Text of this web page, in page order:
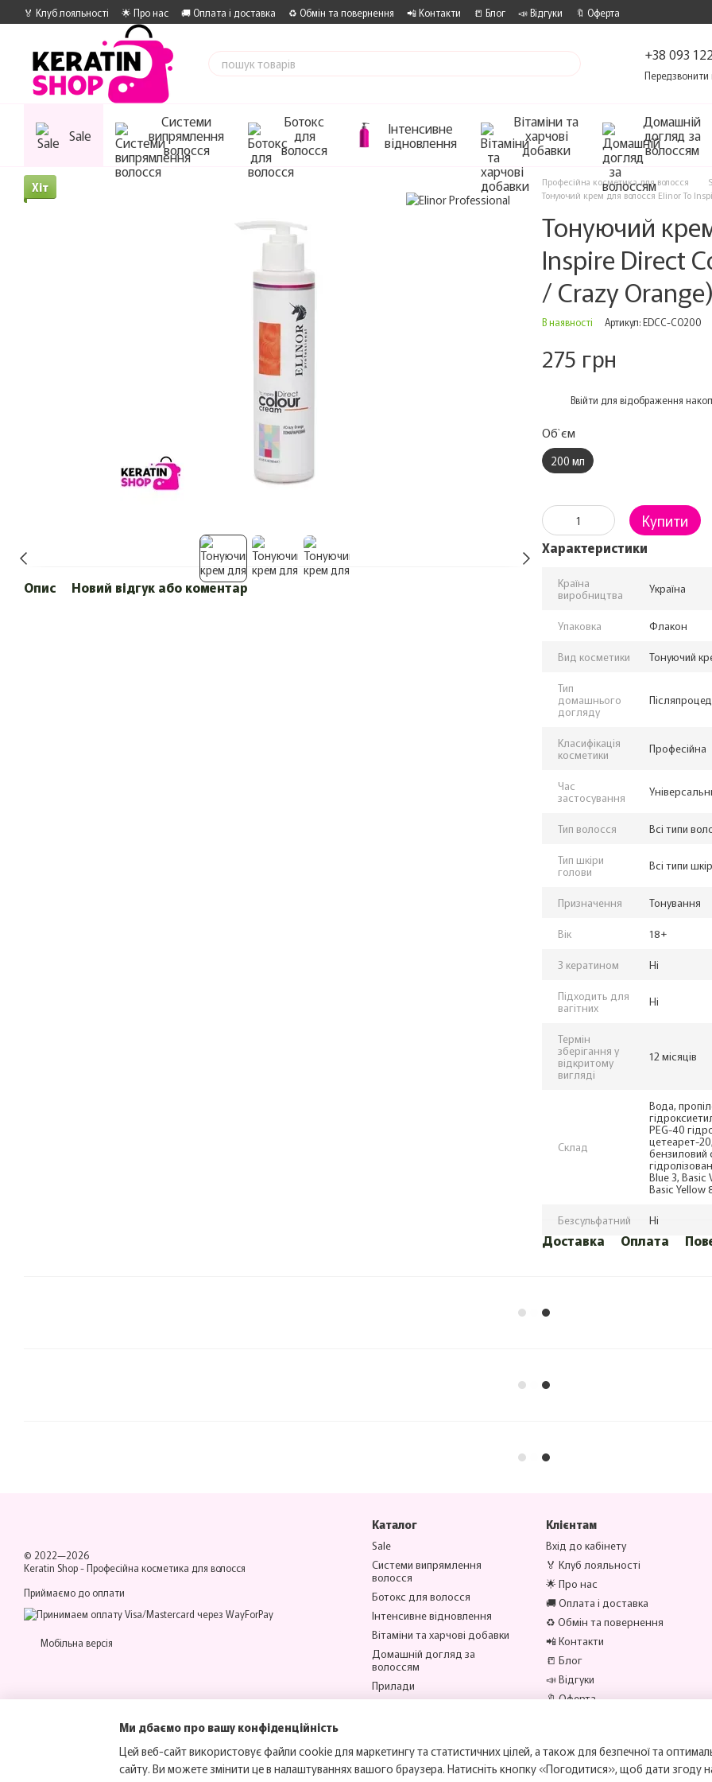
Перейти до основного контенту
🏅 Клуб лояльності 🌟 Про нас 🚚 Оплата і доставка ♻️ Обмін та повернення 📲 Контакти 📒 Блог 📣 Відгуки 🔖 Оферта
+38 093
Передзвонити
Sale
Системи
випрямлення
волосся
Ботокс
для
волосся
Інтенсивне
відновлення
Вітаміни та
харчові
добавки
Домашній
догляд за
волоссям
Хіт
Опис Новий відгук або коментар
Професійна косметика для волосся
Тонуючий крем для волосся Elinor To
Тонуючий
Inspire Direct
/ Crazy
В наявності Артикул: EDCC-CO200
275 грн
Ввійти для відображення
Об`єм
200 мл
Купити
Характеристики
Країна
виробництва Україна
Упаковка Флакон
Вид косметики Тонуючий
Тип
домашнього
догляду
Класифікація
косметики Професійна
Час
застосування
Тип волосся Всі типи
Тип шкіри
голови Всі типи
Призначення Тонування
Вік 18+
З кератином Ні
Підходить для
вагітних Ні
Термін
зберігання у
відкритому
вигляді
12 місяців
Склад
Вода,
PEG-40
цетеарет-
бензиловий
Blue 3, Basic
Basic Yellow
Безсульфатний Ні
Доставка Оплата
© 2022—2026
Keratin Shop -Професійна косметика для волосся
Приймаємо до оплати
Мобільна версія
Каталог
Sale
Системи випрямлення
волосся
Ботокс для волосся
Інтенсивне відновлення
Вітаміни та харчові добавки
Домашній догляд за
волоссям
Прилади
Аксесуари
Клієнтам
Вхід до кабінету
🏅 Клуб лояльності
🌟 Про нас
🚚 Оплата і доставка
♻️ Обмін та повернення
📲 Контакти
📒 Блог
📣 Відгуки
🔖 Оферта
Ми дбаємо про вашу конфіденційність
Цей веб-сайт використовує файли cookie для маркетингу та статистичних цілей, а також для безпечної та
сайту. Ви можете змінити це в налаштуваннях вашого браузера. Натисніть кнопку «Погодитися», щоб дати згоду